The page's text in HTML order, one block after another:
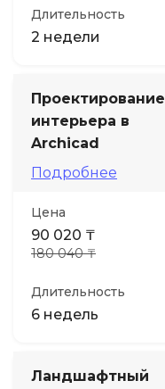
Длительность
2 недели
Проектирование
интерьера в
Archicad
Подробнее
Цена
90 020 ₸
180 040 ₸
Длительность
6 недель
Ландшафтный